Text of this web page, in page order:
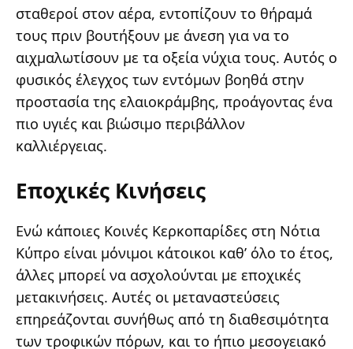
σταθεροί στον αέρα, εντοπίζουν το θήραμά
τους πριν βουτήξουν με άνεση για να το
αιχμαλωτίσουν με τα οξεία νύχια τους. Αυτός ο
φυσικός έλεγχος των εντόμων βοηθά στην
προστασία της ελαιοκράμβης, προάγοντας ένα
πιο υγιές και βιώσιμο περιβάλλον
καλλιέργειας.
Εποχικές Κινήσεις
Ενώ κάποιες Κοινές Κερκοπαρίδες στη Νότια
Κύπρο είναι μόνιμοι κάτοικοι καθ’ όλο το έτος,
άλλες μπορεί να ασχολούνται με εποχικές
μετακινήσεις. Αυτές οι μεταναστεύσεις
επηρεάζονται συνήθως από τη διαθεσιμότητα
των τροφικών πόρων, και το ήπιο μεσογειακό